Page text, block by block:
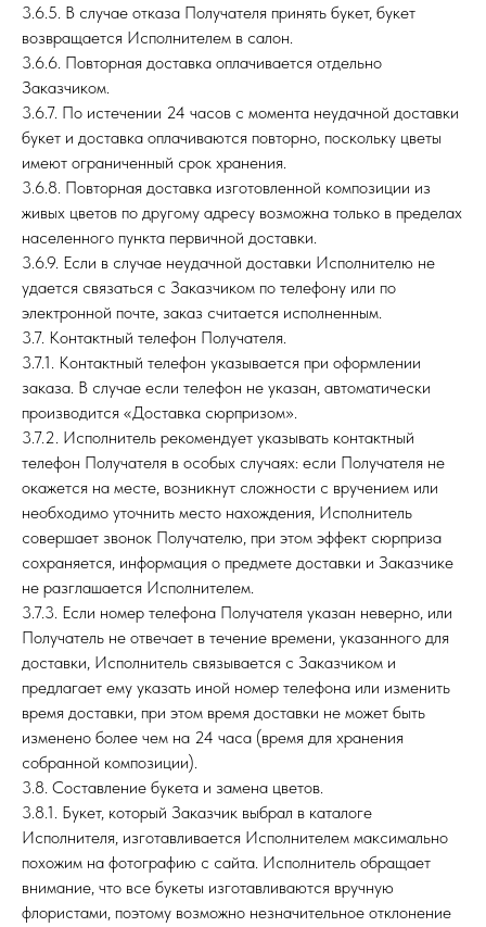
3.6.5. В случае отказа Получателя принять букет, букет
возвращается Исполнителем в салон.
3.6.6. Повторная доставка оплачивается отдельно
Заказчиком.
3.6.7. По истечении 24 часов с момента неудачной доставки
букет и доставка оплачиваются повторно, поскольку цветы
имеют ограниченный срок хранения.
3.6.8. Повторная доставка изготовленной композиции из
живых цветов по другому адресу возможна только в пределах
населенного пункта первичной доставки.
3.6.9. Если в случае неудачной доставки Исполнителю не
удается связаться с Заказчиком по телефону или по
электронной почте, заказ считается исполненным.
3.7. Контактный телефон Получателя.
3.7.1. Контактный телефон указывается при оформлении
заказа. В случае если телефон не указан, автоматически
производится «Доставка сюрпризом».
3.7.2. Исполнитель рекомендует указывать контактный
телефон Получателя в особых случаях: если Получателя не
окажется на месте, возникнут сложности с вручением или
необходимо уточнить место нахождения, Исполнитель
совершает звонок Получателю, при этом эффект сюрприза
сохраняется, информация о предмете доставки и Заказчике
не разглашается Исполнителем.
3.7.3. Если номер телефона Получателя указан неверно, или
Получатель не отвечает в течение времени, указанного для
доставки, Исполнитель связывается с Заказчиком и
предлагает ему указать иной номер телефона или изменить
время доставки, при этом время доставки не может быть
изменено более чем на 24 часа (время для хранения
собранной композиции).
3.8. Составление букета и замена цветов.
3.8.1. Букет, который Заказчик выбрал в каталоге
Исполнителя, изготавливается Исполнителем максимально
похожим на фотографию с сайта. Исполнитель обращает
внимание, что все букеты изготавливаются вручную
флористами, поэтому возможно незначительное отклонение